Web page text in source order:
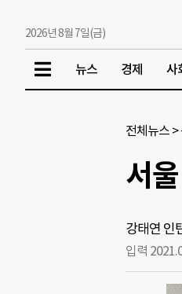
2026년 8월 7일(금)
뉴스 경제 사
전체뉴스 >
서
강태연 인
입력